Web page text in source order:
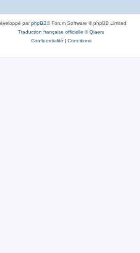
parphpBB® Forum Software © phpBB Limited
Traduction française officielle ©Qiaeru
Confidentialité | Conditions